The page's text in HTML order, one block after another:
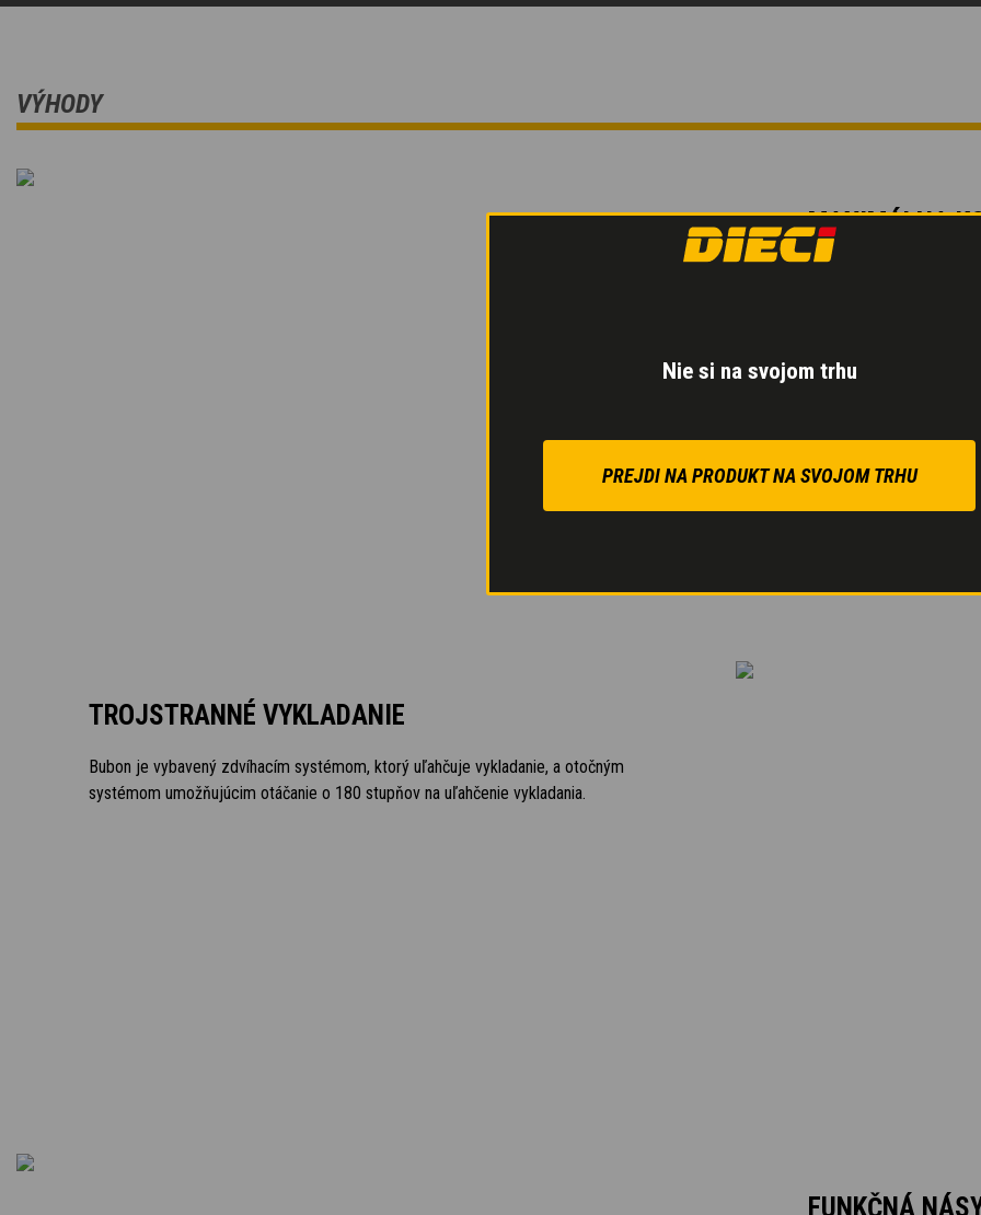
Nie si na svojom trhu
PREJDI NA PRODUKT NA SVOJOM TRHU
VÝHODY
MAXIMÁLNA
TROJSTRANNÉ VYKLADANIE
Bubon je vybavený zdvíhacím systémom, ktorý uľahčuje vykladanie, a otočným
systémom umožňujúcim otáčanie o 180 stupňov na uľahčenie vykladania.
FUNKČNÁ